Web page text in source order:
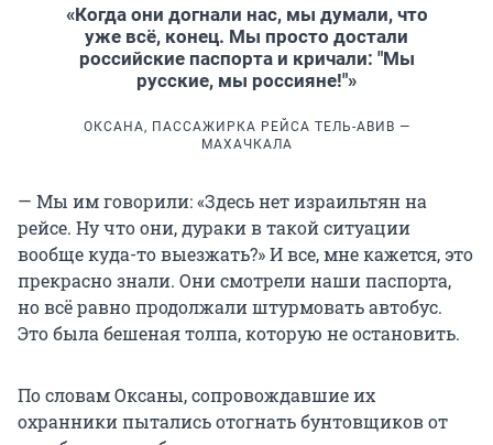
«Когда они догнали нас, мы думали, что
уже всё, конец. Мы просто достали
российские паспорта и кричали: "Мы
русские, мы россияне!"»
ОКСАНА, ПАССАЖИРКА РЕЙСА ТЕЛЬ-АВИВ —
МАХАЧКАЛА
— Мы им говорили: «Здесь нет израильтян на
рейсе. Ну что они, дураки в такой ситуации
вообще куда-то выезжать?» И все, мне кажется, это
прекрасно знали. Они смотрели наши паспорта,
но всё равно продолжали штурмовать автобус.
Это была бешеная толпа, которую не остановить.
По словам Оксаны, сопровождавшие их
охранники пытались отогнать бунтовщиков от